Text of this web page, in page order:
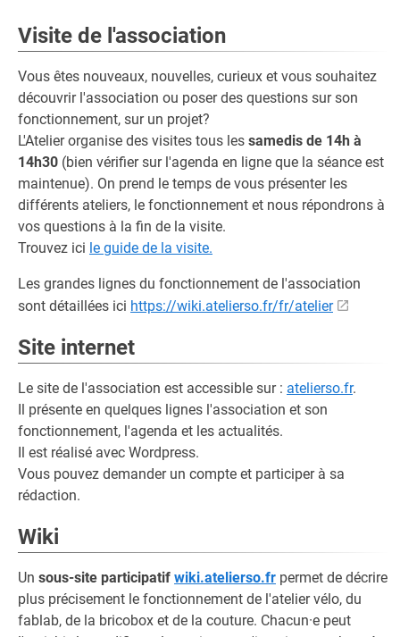
Visite de l'association
Vous êtes nouveaux, nouvelles, curieux et vous souhaitez
découvrir l'association ou poser des questions sur son
fonctionnement, sur un projet?
L'Atelier organise des visites tous les samedis de 14h à
14h30 (bien vérifier sur l'agenda en ligne que la séance est
maintenue). On prend le temps de vous présenter les
différents ateliers, le fonctionnement et nous répondrons à
vos questions à la fin de la visite.
Trouvez ici le guide de la visite.
Les grandes lignes du fonctionnement de l'association
sont détaillées ici https://wiki.atelierso.fr/fr/atelier
Site internet
Le site de l'association est accessible sur : atelierso.fr.
Il présente en quelques lignes l'association et son
fonctionnement, l'agenda et les actualités.
Il est réalisé avec Wordpress.
Vous pouvez demander un compte et participer à sa
rédaction.
Wiki
Un sous-site participatif wiki.atelierso.fr permet de décrire
plus précisement le fonctionnement de l'atelier vélo, du
fablab, de la bricobox et de la couture. Chacun·e peut